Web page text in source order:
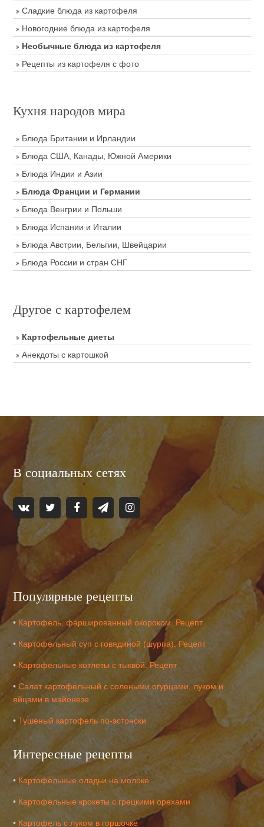
Сладкие блюда из картофеля
Новогодние блюда из картофеля
Необычные блюда из картофеля
Рецепты из картофеля с фото
Кухня народов мира
Блюда Британии и Ирландии
Блюда США, Канады, Южной Америки
Блюда Индии и Азии
Блюда Франции и Германии
Блюда Венгрии и Польши
Блюда Испании и Италии
Блюда Австрии, Бельгии, Швейцарии
Блюда России и стран СНГ
Другое с картофелем
Картофельные диеты
Анекдоты с картошкой
В социальных сетях
Популярные рецепты
• Картофель, фаршированный окороком. Рецепт
• Картофельный суп с говядиной (шурпа). Рецепт
• Картофельные котлеты с тыквой. Рецепт
•Салат картофельный с солеными огурцами, луком и
яйцами в майонезе
•Тушеный картофель по-эстонски
Интересные рецепты
• Картофельные оладьи на молоке
• Картофельные крокеты с грецкими орехами
• Картофель с луком в горшочке